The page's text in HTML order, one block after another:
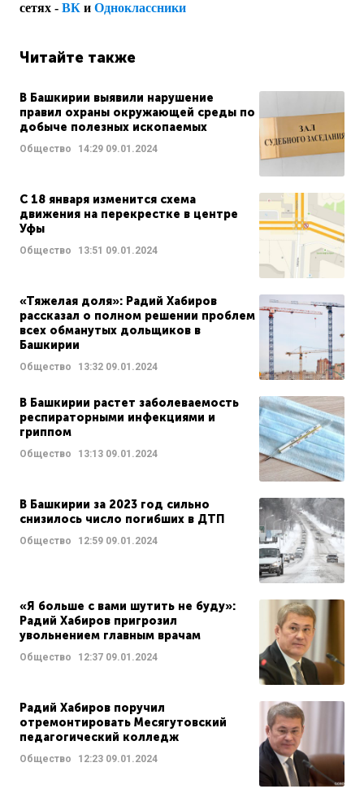
сетях - ВК и Одноклассники
Читайте также
В Башкирии выявили нарушение
правил охраны окружающей среды по
добыче полезных ископаемых
Общество 14:29 09.01.2024
С 18 января изменится схема
движения на перекрестке в центре
Уфы
Общество 13:51 09.01.2024
«Тяжелая доля»: Радий Хабиров
рассказал о полном решении проблем
всех обманутых дольщиков в
Башкирии
Общество 13:32 09.01.2024
В Башкирии растет заболеваемость
респираторными инфекциями и
гриппом
Общество 13:13 09.01.2024
В Башкирии за 2023 год сильно
снизилось число погибших в ДТП
Общество 12:59 09.01.2024
«Я больше с вами шутить не буду»:
Радий Хабиров пригрозил
увольнением главным врачам
Общество 12:37 09.01.2024
Радий Хабиров поручил
отремонтировать Месягутовский
педагогический колледж
Общество 12:23 09.01.2024